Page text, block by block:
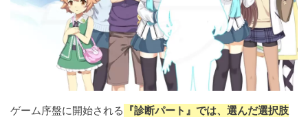
ゲーム序盤に開始される 『診断パート』では、選んだ選択肢